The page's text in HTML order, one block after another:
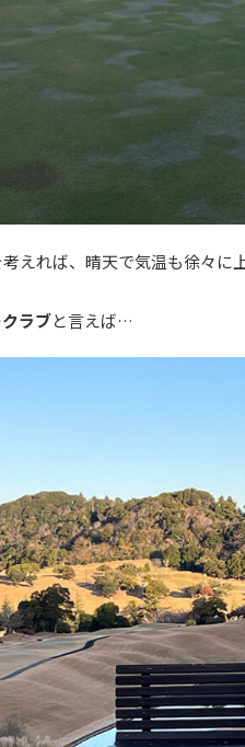
えれば、晴天で気温も徐々
ラブと言えば…